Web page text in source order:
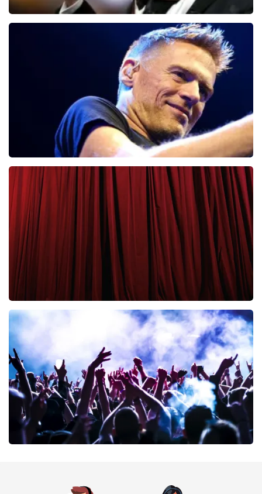
Bryan Adams
43
Cirque Du Soleil Ovo
BESTEL NU